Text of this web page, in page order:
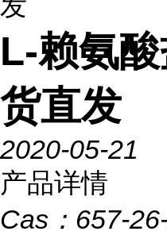
L-赖氨
货直发
2020-05-21
产品详情
Cas： 657-